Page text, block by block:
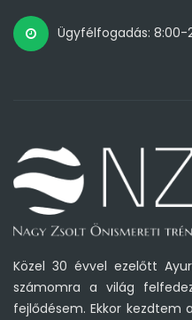
Ügyfélfogadás: 8:00-
Közel 30 évvel ezelőtt
számomra a világ
fejlődésem. Ekkor kezdtem